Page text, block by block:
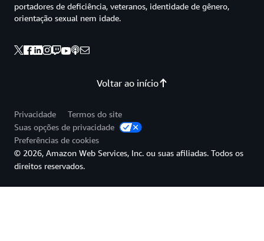
Voltar ao início
portadores de deficiência, veteranos, identidade de gênero,
orientação sexual nem idade.
Privacidade
Termos do site
Suas opções de privacidade
Preferências de cookies
© 2026, Amazon Web Services, Inc. ou suas afiliadas. Todos os
direitos reservados.